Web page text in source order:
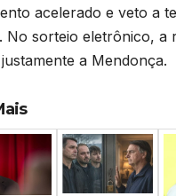
acelerado e veto a
No sorteio eletrônico, a
a Mendonça.